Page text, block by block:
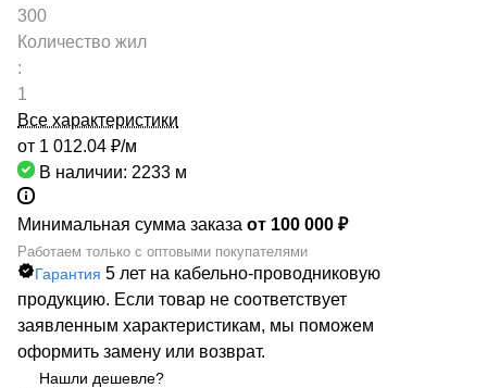
300
Количество жил
:
1
Все характеристики
от 1 012.04 ₽/м
В наличии: 2233 м
Минимальная сумма заказа от 100 000 ₽
Работаем только с оптовыми покупателями
Гарантия 5 лет на кабельно-проводниковую
продукцию. Если товар не соответствует
заявленным характеристикам, мы поможем
оформить замену или возврат.
Нашли дешевле?